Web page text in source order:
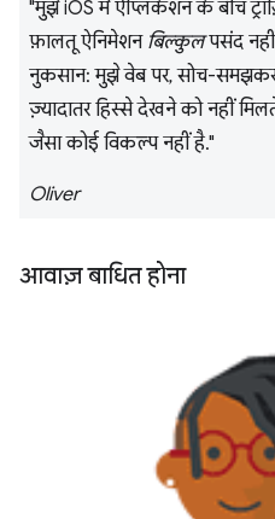
"मुझे iOS में ऐप्लिकेशन के बीच
फ़ालतू ऐनिमेशन बिल्कुलपसंद
नुकसान: मुझे वेब पर, सोच-
ज़्यादातर हिस्से देखने को नहीं
जैसा कोई विकल्प नहीं है."
Oliver
आवाज़ बाधित होना